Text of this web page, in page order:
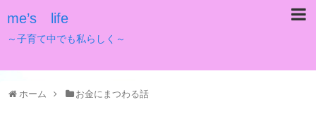
me’s life
～子育て中でも私らしく～
ホーム お金にまつわる話